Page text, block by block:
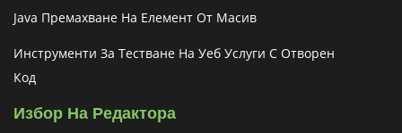
Java Премахване На Елемент От Масив
Инструменти За Тестване На Уеб Услуги С Отворен
Код
Избор На Редактора